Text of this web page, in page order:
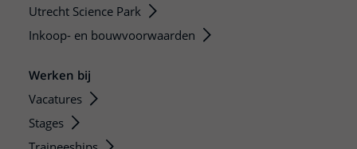
Utrecht Science Park
Inkoop- en bouwvoorwaarden
Werken bij
Vacatures
Stages